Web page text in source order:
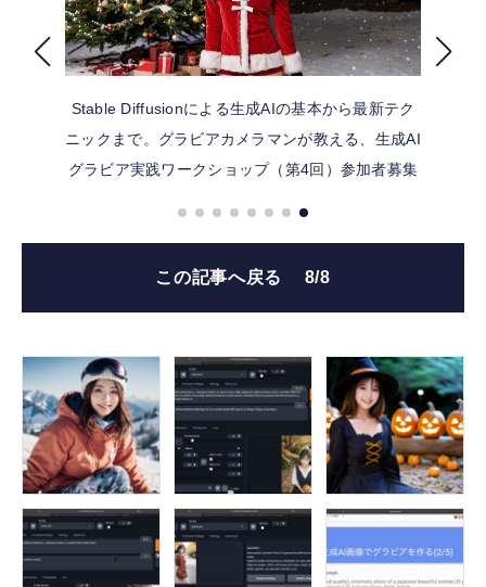
FOLLOW US
Stable Diffusionによる生成AIの基本から最新テク
ニックまで。グラビアカメラマンが教える、生成AI
グラビア実践ワークショップ（第4回）参加者募集
この記事へ戻る 8/8